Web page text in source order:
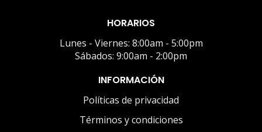
HORARIOS
Lunes - Viernes: 8:00am - 5:00pm
Sábados: 9:00am - 2:00pm
INFORMACIÓN
Políticas de privacidad
Términos y condiciones